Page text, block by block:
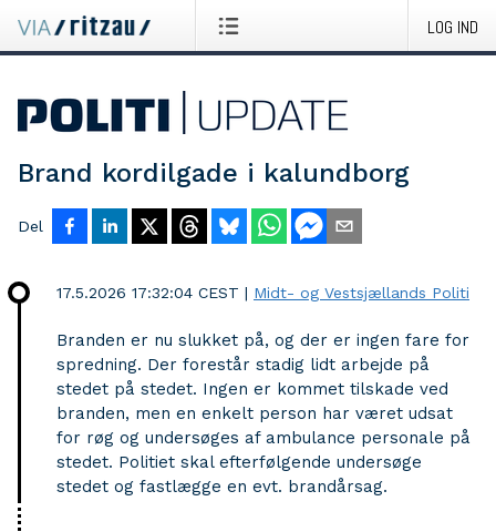
LOG IND
Brand kordilgade i kalundborg
Del
17.5.2026 17:32:04 CEST | Midt- og Vestsjællands Politi
Branden er nu slukket på, og der er ingen fare for
spredning. Der forestår stadig lidt arbejde på
stedet på stedet. Ingen er kommet tilskade ved
branden, men en enkelt person har været udsat
for røg og undersøges af ambulance personale på
stedet. Politiet skal efterfølgende undersøge
stedet og fastlægge en evt. brandårsag.